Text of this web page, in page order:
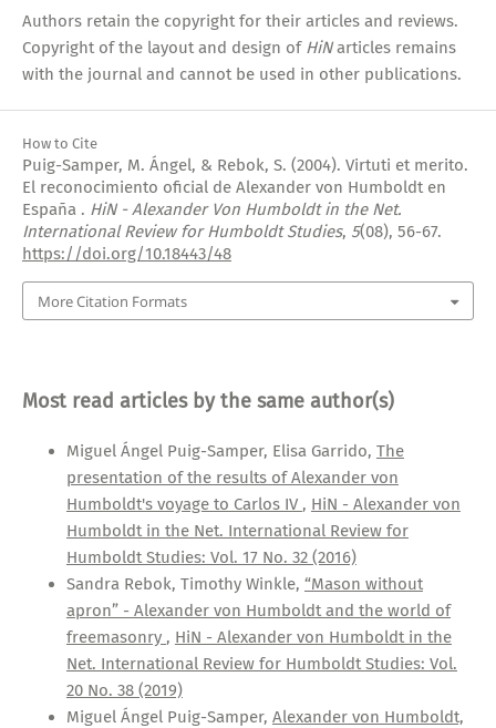
Authors retain the copyright for their articles and reviews.
Copyright of the layout and design of HiNarticles remains
with the journal and cannot be used in other publications.
How to Cite
Puig-Samper, M. Ángel, & Rebok, S. (2004). Virtuti et merito.
El reconocimiento oficial de Alexander von Humboldt en
España . HiN - Alexander Von Humboldt in the Net.
International Review for Humboldt Studies, 5(08), 56-67.
https://doi.org/10.18443/48
More Citation Formats
Most read articles by the same author(s)
Miguel Ángel Puig-Samper, Elisa Garrido, The
presentation of the results of Alexander von
Humboldt's voyage to Carlos IV , HiN - Alexander von
Humboldt in the Net. International Review for
Humboldt Studies: Vol. 17 No. 32 (2016)
Sandra Rebok, Timothy Winkle, “Mason without
apron” - Alexander von Humboldt and the world of
freemasonry , HiN - Alexander von Humboldt in the
Net. International Review for Humboldt Studies: Vol.
20 No. 38 (2019)
Miguel Ángel Puig-Samper, Alexander von Humboldt,